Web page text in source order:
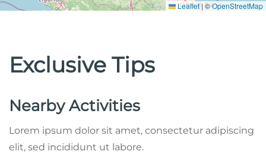
Leaflet | ©OpenStreetMap
Exclusive Tips
Nearby Activities
Lorem ipsum dolor sit amet, consectetur adipiscing
elit, sed incididunt ut labore.